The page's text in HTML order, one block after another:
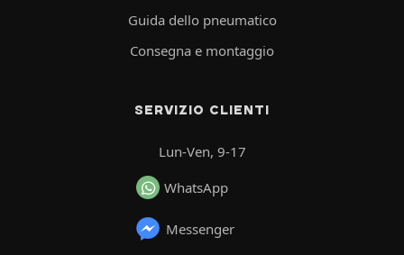
Guida dello pneumatico
Consegna e montaggio
SERVIZIO CLIENTI
Lun-Ven, 9-17
WhatsApp
Messenger